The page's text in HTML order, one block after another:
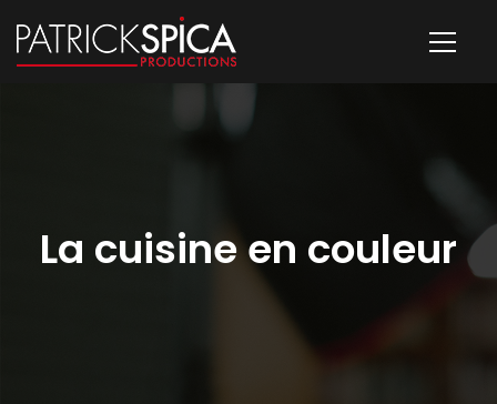
La cuisine en couleur